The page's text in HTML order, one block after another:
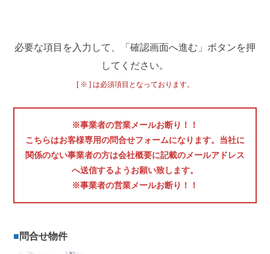
必要な項目を入力して、「確認画面へ進む」ボタンを押
してください。
[ ※ ] は必須項目となっております。
※事業者の営業メールお断り！！
こちらはお客様専用の問合せフォームになります。当社に
関係のない事業者の方は会社概要に記載のメールアドレス
へ送信するようお願い致します。
※事業者の営業メールお断り！！
問合せ物件